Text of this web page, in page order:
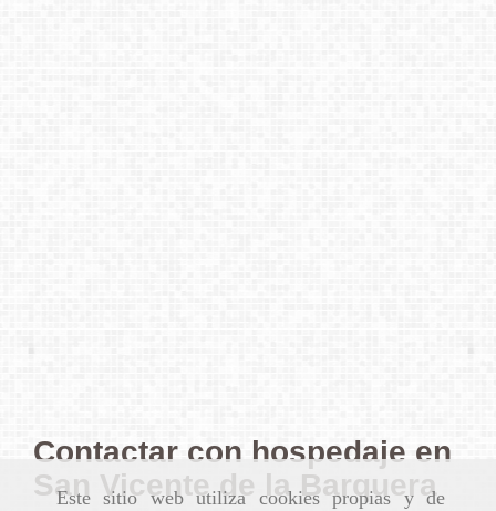
Este sitio web utiliza cookies propias y de
Contactar con hospedaje en
San Vicente de la Barquera